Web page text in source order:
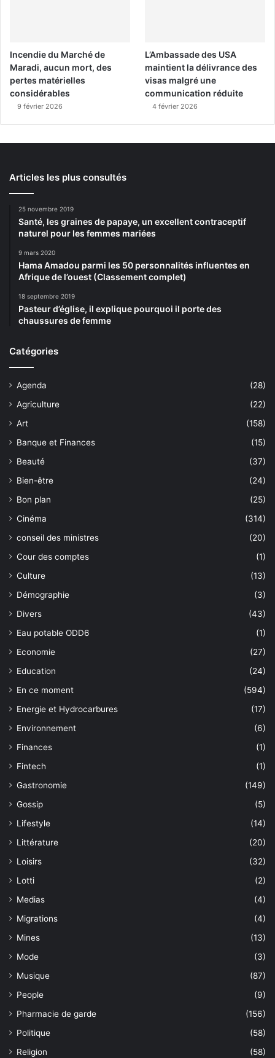
Incendie du Marché de
Maradi, aucun mort, des
pertes matérielles
considérables
9 février 2026
L’Ambassade des USA
maintient la délivrance des
visas malgré une
communication réduite
4 février 2026
Articles les plus consultés
25 novembre 2019
Santé, les graines de papaye, un excellent contraceptif
naturel pour les femmes mariées
9 mars 2020
Hama Amadou parmi les 50 personnalités influentes en
Afrique de l’ouest (Classement complet)
18 septembre 2019
Pasteur d’église, il explique pourquoi il porte des
chaussures de femme
Catégories
Agenda
(28)
Agriculture
(22)
Art
(158)
Banque et Finances
(15)
Beauté
(37)
Bien-être
(24)
Bon plan
(25)
Cinéma
(314)
conseil des ministres
(20)
Cour des comptes
(1)
Culture
(13)
Démographie
(3)
Divers
(43)
Eau potable ODD6
(1)
Economie
(27)
Education
(24)
En ce moment
(594)
Energie et Hydrocarbures
(17)
Environnement
(6)
Finances
(1)
Fintech
(1)
Gastronomie
(149)
Gossip
(5)
Lifestyle
(14)
Littérature
(20)
Loisirs
(32)
Lotti
(2)
Medias
(4)
Migrations
(4)
Mines
(13)
Mode
(3)
Musique
(87)
People
(9)
Pharmacie de garde
(156)
Politique
(58)
Religion
(58)